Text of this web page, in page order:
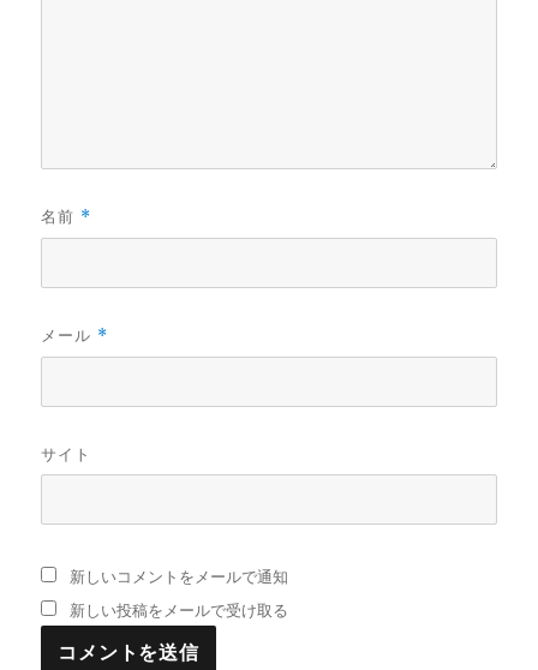
名前 *
メール *
サイト
新しいコメントをメールで通知
新しい投稿をメールで受け取る